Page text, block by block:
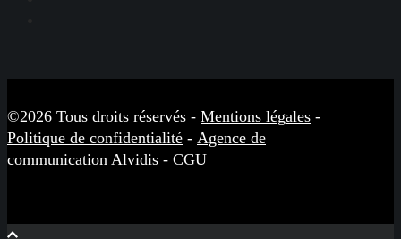
©2026 Tous droits réservés - Mentions légales -
Politique de confidentialité - Agence de
communication Alvidis - CGU